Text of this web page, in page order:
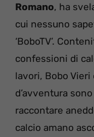
Romano, ha
cui nessuno
‘BoboTV’.
confessioni di
lavori, Bobo
d’avventura
raccontare
calcio amano